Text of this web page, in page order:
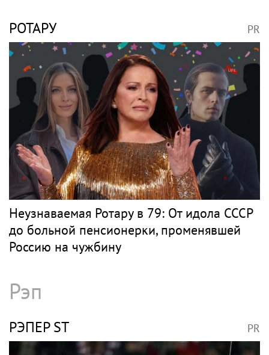
РОТАРУ PR
Неузнаваемая Ротару в 79: От идола СССР
до больной пенсионерки, променявшей
Россию на чужбину
Рэп
РЭПЕР ST PR